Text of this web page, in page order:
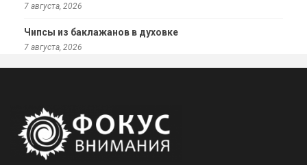
7 августа, 2026
Чипсы из баклажанов в духовке
7 августа, 2026